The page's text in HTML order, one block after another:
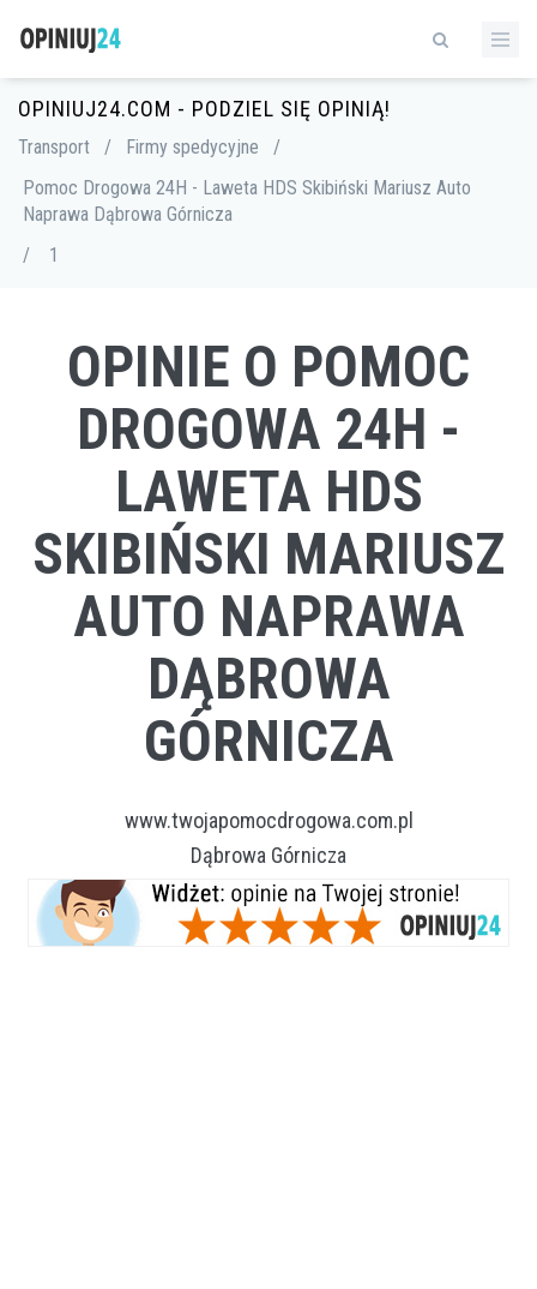
OPINIUJ24.COM - PODZIEL SIĘ OPINIĄ!
Transport / Firmy spedycyjne
/
Pomoc Drogowa 24H - Laweta HDS Skibiński Mariusz Auto
Naprawa Dąbrowa Górnicza
/
1
OPINIE O POMOC
DROGOWA 24H -
LAWETA HDS
SKIBIŃSKI MARIUSZ
AUTO NAPRAWA
DĄBROWA
GÓRNICZA
www.twojapomocdrogowa.com.pl
Dąbrowa Górnicza